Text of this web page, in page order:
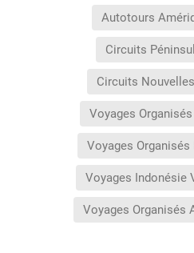
Autotours
Circuits
Circuits
Voyages
Voyages Organisés
Voyages Indonésie
Voyages Organisés